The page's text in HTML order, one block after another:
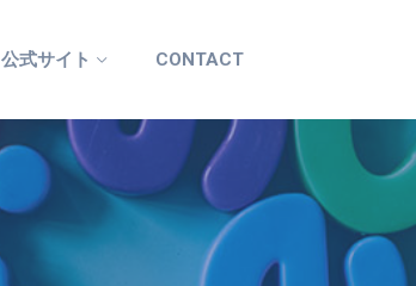
公式サイト CONTACT